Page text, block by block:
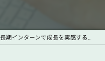
長期インターンで成長を実感するための期間や応募数と選び方のポイントを徹底解説